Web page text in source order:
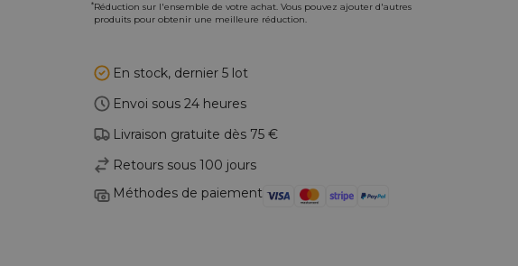
*Réduction sur l'ensemble de votre achat. Vous pouvez ajouter d'autres
produits pour obtenir une meilleure réduction.
En stock, dernier 5 lot
Envoi sous 24 heures
Livraison gratuite dès 75 €
Retours sous 100 jours
Méthodes de paiement